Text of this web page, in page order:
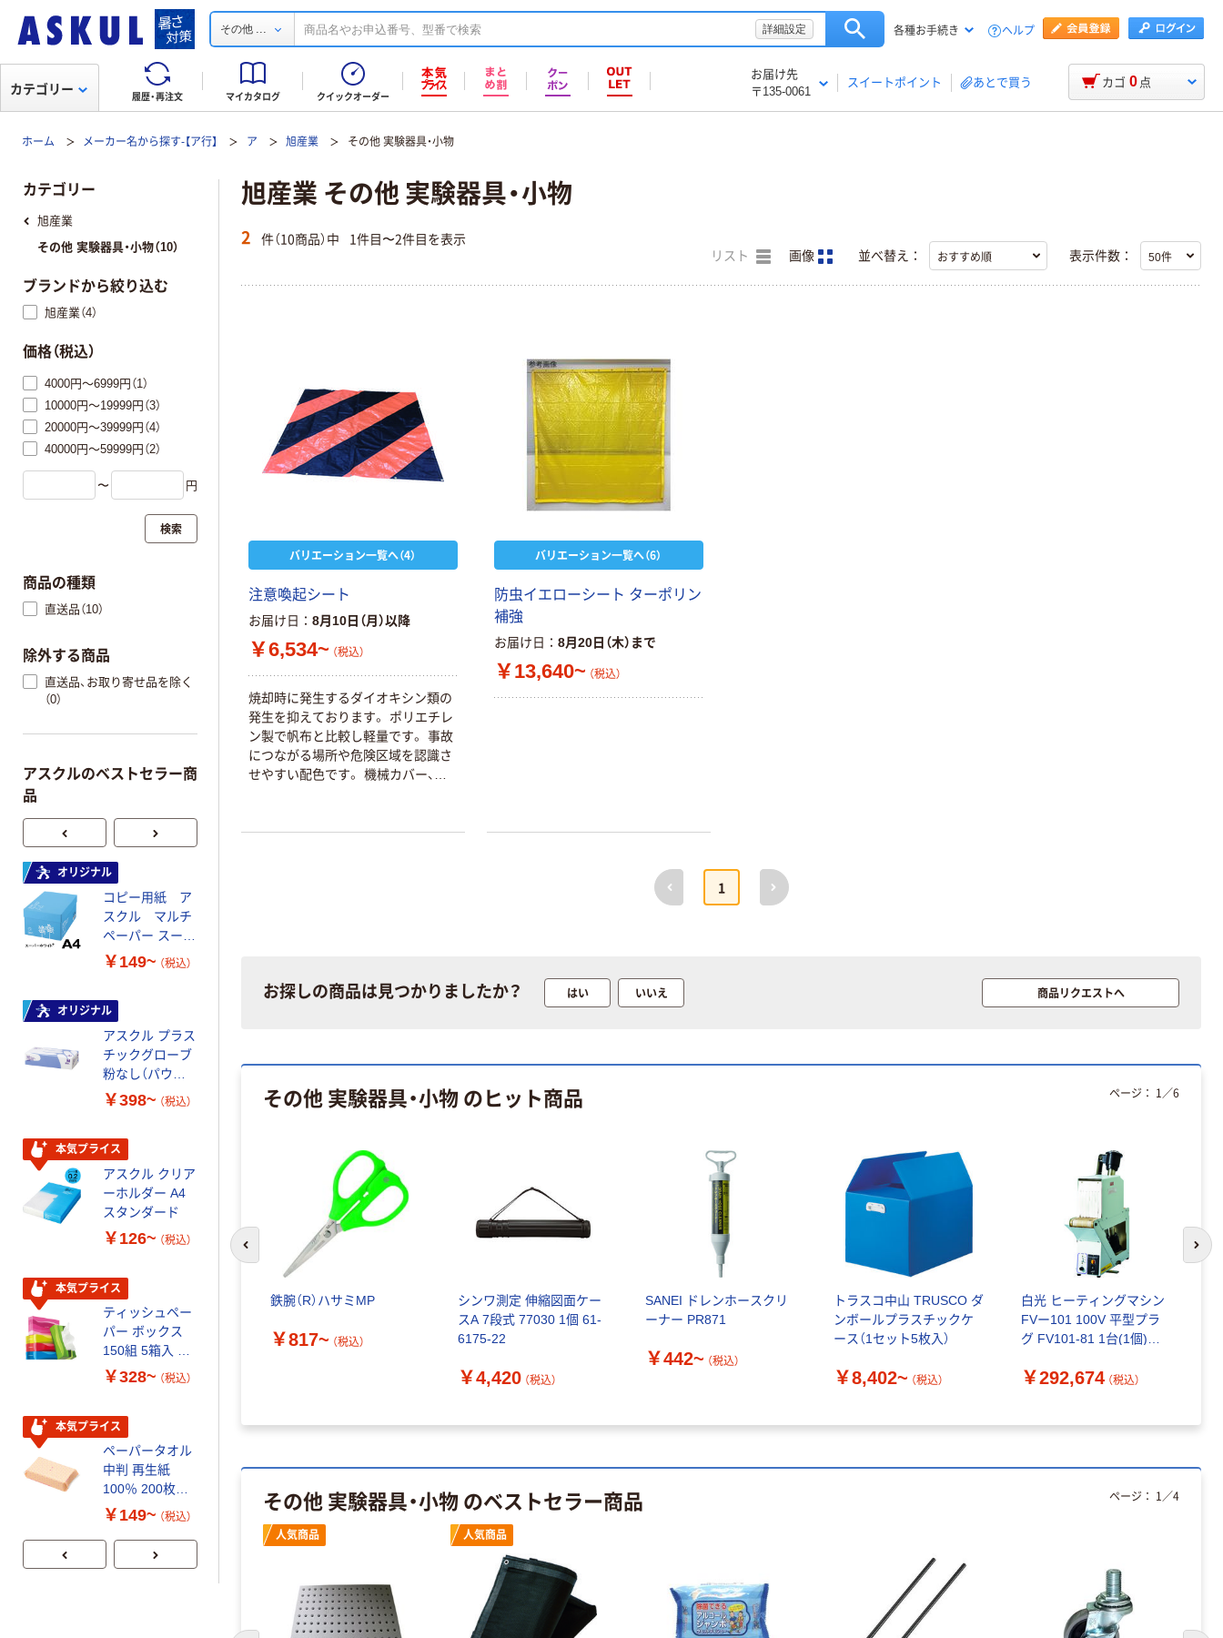
その他 ... 詳細設定 各種お手続き ヘルプ
履歴・再注文 マイカタログ クイックオーダー
お届け先
〒135-0061
スイートポイント あとで買う
カテゴリー カゴ 0 点
ホーム メーカー名から探す-【ア行】 ア 旭産業 その他 実験器具・小物
旭産業 その他 実験器具・小物
2 件（10商品）中 1件目〜2件目を表示
リスト 画像 並べ替え： 表示件数：
バリエーション一覧へ（4）
注意喚起シート
お届け日 8月10日（月）以降
￥6,534~ （税込）
焼却時に発生するダイオキシン類の
発生を抑えております。 ポリエチレ
ン製で帆布と比較し軽量です。 事故
につながる場所や危険区域を認識さ
せやすい配色です。 機械カバー、荷
の危険区域の注意喚起に。 ブラッ
バリエーション一覧へ（6）
防虫イエローシート ターポリン
補強
お届け日 8月20日（木）まで
￥13,640~ （税込）
前へ
1
次へ
お探しの商品は見つかりましたか？ はい いいえ 商品リクエストへ
その他 実験器具・小物 のヒット商品
鉄腕（R）ハサミMP
￥817~ （税込）
シンワ測定 伸縮図面ケー
スA 7段式 77030 1個 61-
6175-22
￥4,420 （税込）
SANEI ドレンホースクリ
ーナー PR871
￥442~ （税込）
トラスコ中山 TRUSCO ダ
ンボールプラスチックケ
ース（1セット5枚入）
￥8,402~ （税込）
白光 ヒーティングマシン
FVー101 100V 平型プラ
グ FV101-81 1台(1個)
￥292,674 （税込）
ページ： 1 ／6
前のスライドへ 次
その他 実験器具・小物 のベストセラー商品
人気商品 人気商品
ページ： 1 ／4
カテゴリー
旭産業
その他 実験器具・小物（10）
ブランドから絞り込む
旭産業（4）
価格（税込）
4000円～6999円（1）
10000円～19999円（3）
20000円～39999円（4）
40000円～59999円（2）
〜 円
検索
商品の種類
直送品（10）
除外する商品
直送品、お取り寄せ品を除く
（0）
アスクルのベストセラー商
品
オリジナル
コピー用紙 ア
スクル マルチ
ペーパー スーパ
ーホワイト+
￥149~ （税込）
オリジナル
アスクル プラス
チックグローブ
粉なし（パウダ
ーフリー）
￥398~ （税込）
本気プライス
アスクル クリア
ーホルダー A4
スタンダード
￥126~ （税込）
本気プライス
ティッシュペー
パー ボックス
150組 5箱入 ア
スクル スマート
証
￥328~ （税込）
本気プライス
ペーパータオル
中判 再生紙
100％ 200枚
FSC認証 シング
企画 オリジナル
￥149~ （税込）
100% 6ロール
リサイクル100
￥460~ （税込）
アスクル 耳にや
さしい やわらか
いマスク
￥458~
パー シングル
120ｍ 再生紙
証
期間限定価格
スチックグロー
ブ 薄手 粉な
し（パウダーフ
リー）
￥298~
キャップシール
付き／2Lラベル
￥1,037~
スズラン 酒精綿
G バルクタイプ
指定医薬部外品
人気商品
サントリー 天然
水 ミネラルウォ
トル
ファーストレイ
ップ
￥374~
オリジナル
【アスクル限定】
本気プライス
本気プライス
ティッシュペー
パー ボックス
モカ 200組 5個
アスクル オリジ
ナルティッシュ
PEFC認証
￥428~
【アスクル限定】
ローブ ブル
オリジナル
ディスポパンツ
オリジナル
ーフリー）
￥398~ （税込）
アスクル クリア
ーホルダー A4
スタンダード
￥126~
ティッシュペー
パー ボックス
スクル スマート
コンパクト ビ
証
￥328~
本気プライス
中判 再生紙
100％ 200枚